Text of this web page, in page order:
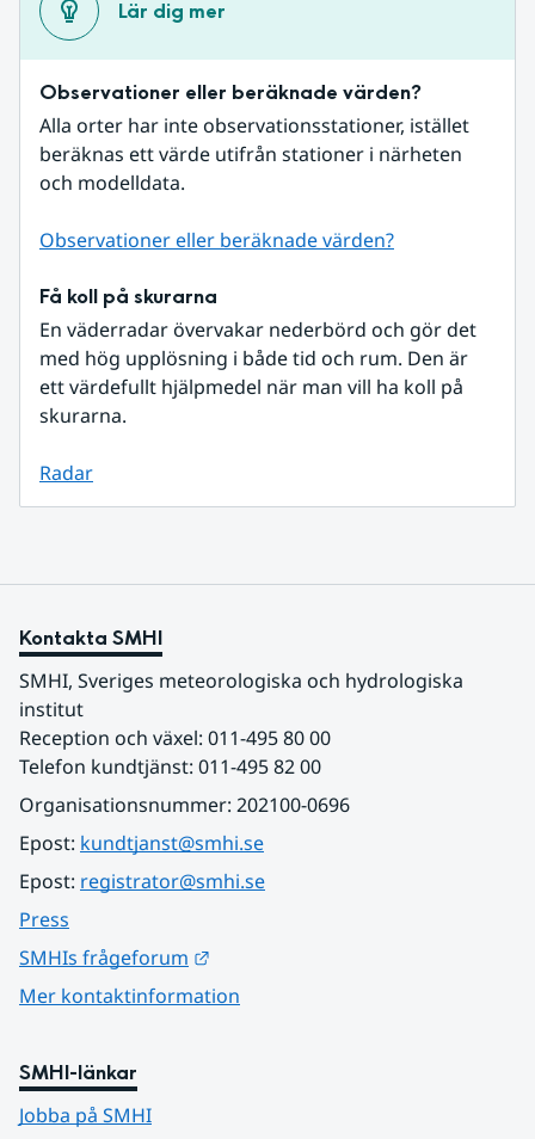
Lär dig mer
Observationer eller beräknade värden?
Alla orter har inte observationsstationer, istället
beräknas ett värde utifrån stationer i närheten
och modelldata.
Observationer eller beräknade värden?
Få koll på skurarna
En väderradar övervakar nederbörd och gör det
med hög upplösning i både tid och rum. Den är
ett värdefullt hjälpmedel när man vill ha koll på
skurarna.
Radar
Kontakta SMHI
SMHI, Sveriges meteorologiska och hydrologiska
institut
Reception och växel: 011-495 80 00
Telefon kundtjänst: 011-495 82 00
Organisationsnummer: 202100-0696
Epost: kundtjanst@smhi.se
Epost: registrator@smhi.se
Press
SMHIs frågeforum
Mer kontaktinformation
SMHI-länkar
Jobba på SMHI